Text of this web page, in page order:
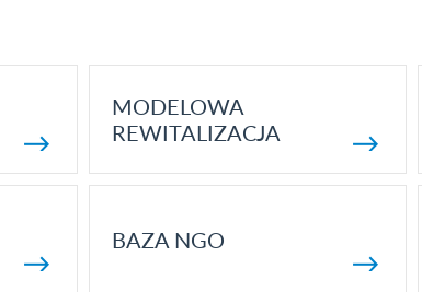
MODELOWA
REWITALIZACJA
BAZA NGO